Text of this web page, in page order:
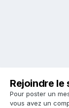
Rejoindre
Pour poster un
vous avez un